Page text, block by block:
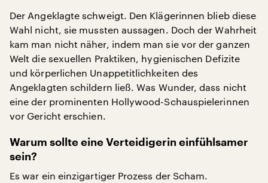
Der Angeklagte schweigt. Den Klägerinnen blieb diese
Wahl nicht, sie mussten aussagen. Doch der Wahrheit
kam man nicht näher, indem man sie vor der ganzen
Welt die sexuellen Praktiken, hygienischen Defizite
und körperlichen Unappetitlichkeiten des
Angeklagten schildern ließ. Was Wunder, dass nicht
eine der prominenten Hollywood-Schauspielerinnen
vor Gericht erschien.
Warum sollte eine Verteidigerin einfühlsamer
sein?
Es war ein einzigartiger Prozess der Scham.